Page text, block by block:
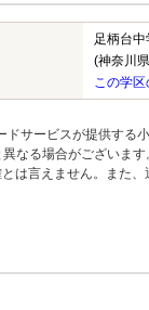
足柄台中
(神奈川
この学
サービスが提供する
なる場合がございます
は言えません。また